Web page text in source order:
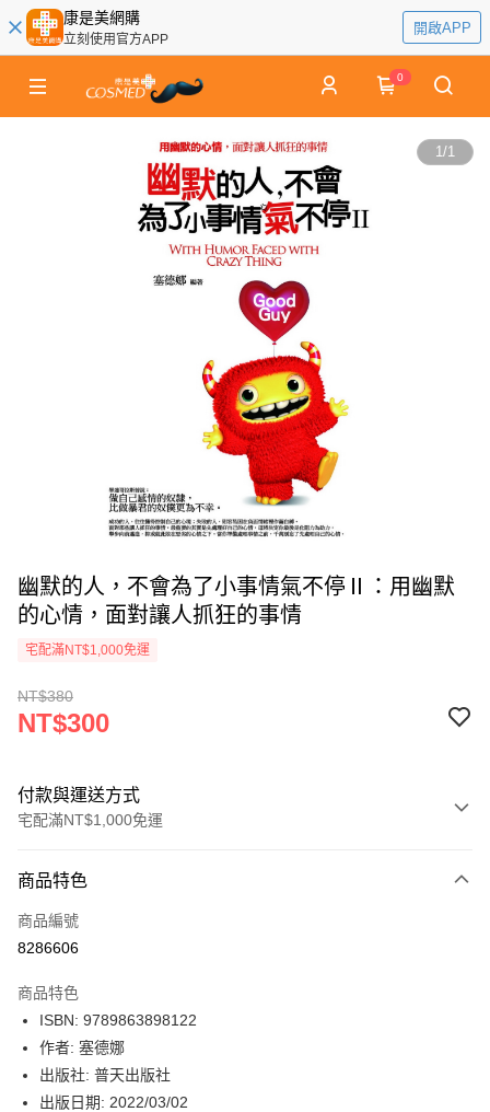
康是美網購
立刻使用官方APP
開啟APP
0
1/1
幽默的人，不會為了小事情氣不停Ⅱ：用幽默
的心情，面對讓人抓狂的事情
宅配滿NT$1,000免運
NT$380
NT$300
付款與運送方式
宅配滿NT$1,000免運
icash Pay
信用卡一次付款
LINE Pay
Apple Pay
街口支付
商品特色
商品編號
8286606
商品特色
ISBN: 9789863898122
作者: 塞德娜
出版社: 普天出版社
出版日期: 2022/03/02